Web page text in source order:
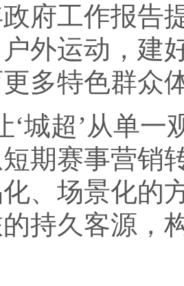
工作报告提
外运动，建
多特色群众
超’从单一
期赛事营销
、场景化的
持久客源，